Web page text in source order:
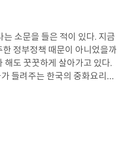
년전 빅뱅으로부터 45억년전
학자들의 발견과 관측 그리고
에너지의 존재를 확인시켜준
다고 생각했던 것처럼 직관에
다고 하니 우리가 알고 있는 것
어났다는 것을 알고는 있지만,
자는 이처럼 우
리스/로마 신화는 물론 예술가
다면 나만의 생각일까? 물리
조금은 어렵고 이해하기 힘든
이야기했듯이 편견을 버리고
소문을 들은 적이 있다. 지금
정부정책 때문이 아니었을까
해도 꿋꿋하게 살아가고 있다.
들려주는 한국의 중화요리에
인들이 세계 여러 나라에 퍼져
도 예외는 아니었다. 개항기
작했다. 저자는 우리나라 최초
힌 이야기를 소개한다. 화교사
이자 한국 중화요리의 산실이